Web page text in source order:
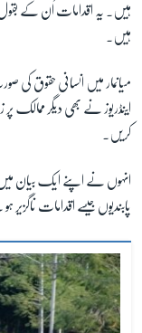
ہیں۔ یہ اقدامات اُن کے
ہیں۔
میانمار میں انسانی حقوق
اینڈریوز نے بھی دیگر ممالک
کریں۔
انہوں نے اپنے ایک بیان میں
پابندیوں جیسے اقدامات